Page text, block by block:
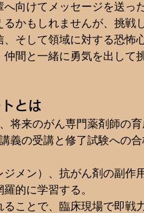
向けてメッセージを送っ
かもしれませんが、挑戦
そして領域に対する恐怖
間と一緒に勇気を出して
とは
将来のがん専門薬剤師の
義の受講と修了試験への
メン）、抗がん剤の副作
的に学習する。
ことで、臨床現場で即戦